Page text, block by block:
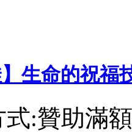
生命的祝福
式:贊助滿